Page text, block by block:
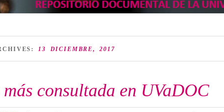
13 DICIEMBRE, 2017
más consultada en UVaDOC